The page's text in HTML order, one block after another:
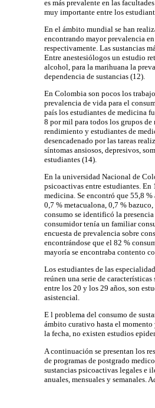
es más prevalente en las
muy importante entre los
En el ámbito mundial se han
encontrando mayor prevalencia
respectivamente. Las sustancias
Entre anestesiólogos un estudio
alcohol, para la marihuana la
dependencia de sustancias (12).
En Colombia son pocos los
prevalencia de vida para el
país los estudiantes de medicina
8 por mil para todos los grupos de
rendimiento y estudiantes de
desencadenado por las tareas
síntomas ansiosos, depresivos,
estudiantes (14).
En la universidad Nacional de
psicoactivas entre estudiantes. En
medicina. Se encontró que 55,8
0,7 % metacualona, 0,7 %
consumo se identificó la
consumidor tenía un familiar
encuesta de prevalencia sobre
encontrándose que el 82 %
mayoría se encontraba contento
Los estudiantes de las
reúnen una serie de
entre los 20 y los 29 años, son
asistencial.
E l problema del consumo de
ámbito curativo hasta el momento
la fecha, no existen estudios
A continuación se presentan los
de programas de postgrado
sustancias psicoactivas legales e
anuales, mensuales y semanales.